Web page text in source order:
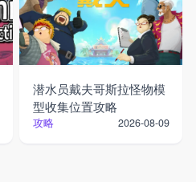
潜水员戴夫哥斯拉怪物模
型收集位置攻略
攻略 2026-08-09